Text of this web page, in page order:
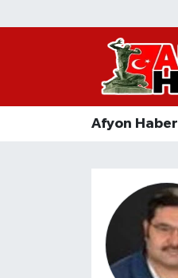
Afyon Haber
Afyon Haber